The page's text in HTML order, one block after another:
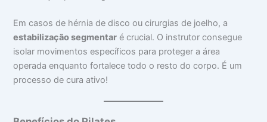
Em casos de hérnia de disco ou cirurgias de joelho, a
estabilização segmentar é crucial. O instrutor consegue
isolar movimentos específicos para proteger a área
operada enquanto fortalece todo o resto do corpo. É um
processo de cura ativo!